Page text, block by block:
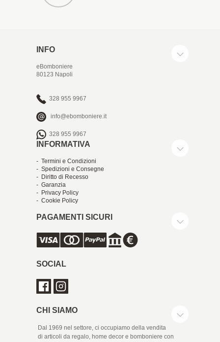
INFO
eBomboniere
80123 Napoli
328 955 9967
info@ebomboniere.it
328 955 9967
INFORMATIVA
- Termini e Condizioni
- Spedizioni e Consegne
- Diritto di Recesso
- Garanzia
- Privacy Policy
- Cookie Policy
PAGAMENTI SICURI
SOCIAL
CHI SIAMO
Dal 1969 nel settore, ci occupiamo della vendita
di articoli da regalo, home decor e bomboniere con